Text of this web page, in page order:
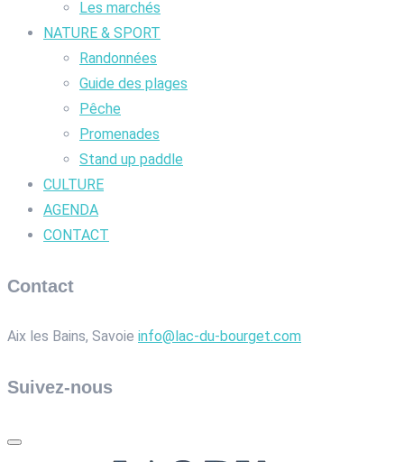
Les marchés
NATURE & SPORT
Randonnées
Guide des plages
Pêche
Promenades
Stand up paddle
CULTURE
AGENDA
CONTACT
Contact
Aix les Bains, Savoie info@lac-du-bourget.com
Suivez-nous